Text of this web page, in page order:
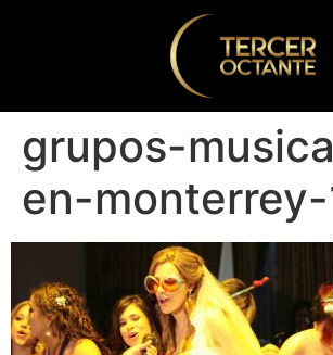
grupos-
en-monterrey-